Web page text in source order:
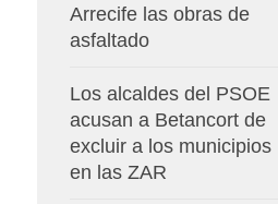
Arrecife las obras de
asfaltado
Los alcaldes del PSOE
acusan a Betancort de
excluir a los municipios
en las ZAR